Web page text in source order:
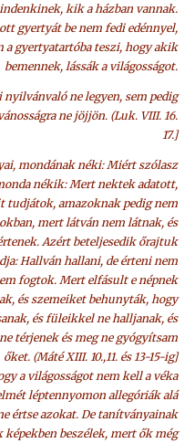
kik a házban vannak.
gyertyát be nem fedi edénnyel,
a gyertyatartóba teszi, hogy akik
bemennek, lássák a világosságot.
ne legyen, sem pedig
ne jöjjön. (Luk. VIII. 16.
17.]
mondának néki: Miért szólasz
nékik: Mert nektek adatott,
tudjátok, amazoknak pedig nem
mert látván nem látnak, és
Azért beteljesedik őrajtuk
Hallván hallani, de érteni nem
fogtok. Mert elfásult e népnek
és szemeiket behunyták, hogy
és füleikkel ne halljanak, és
térjenek és meg ne gyógyítsam
őket. (Máté XIII. 10.,11. és 13-15-ig]
a világosságot nem kell a véka
léptennyomon allegóriák alá
értse azokat. De tanítványainak
beszélek, mert ők még